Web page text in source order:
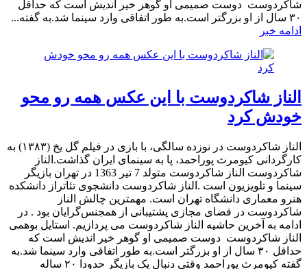
شاکردوست دوست صمیمی او گوهر خیر اندیش است که حداقل
۳۰ سال از او بزرگتر است.به طور اتفاقی وارد سینما شد.به گفته...
ادامه خبر
الناز شاکردوست با این عکس همه رو محو
خودش کرد
الناز شاکردوست در نوزده سالگی، با بازی در فیلم گل یخ (۱۳۸۳) به
کارگردانی کیومرث پوراحمد، پا به سینمای ایران گذاشت.الناز
شاکردوست الناز شاکردوست متولد 7 تیر 1363 در تهران بازیگر
سینما و تلویزیون است .الناز شاکردوست دانشجوی تئاتراز دانشکده
هنرو معماری دانشگاه تهران است. مهمترین چالش الناز
شاکردوست در فضای مجازی پشتیبانی از همجنس‌گرایان بود . در
ادامه به آخرین حاشیه الناز شاکردوست می پردازیم. استایل بوهمی
الناز شاکردوست دوست صمیمی او گوهر خیر اندیش است که
حداقل ۳۰ سال از او بزرگتر است.به طور اتفاقی وارد سینما شد.به
گفته کیومرث پوراحمد وقتی دنبال یک بازیگر حدودا ۲۰ ساله